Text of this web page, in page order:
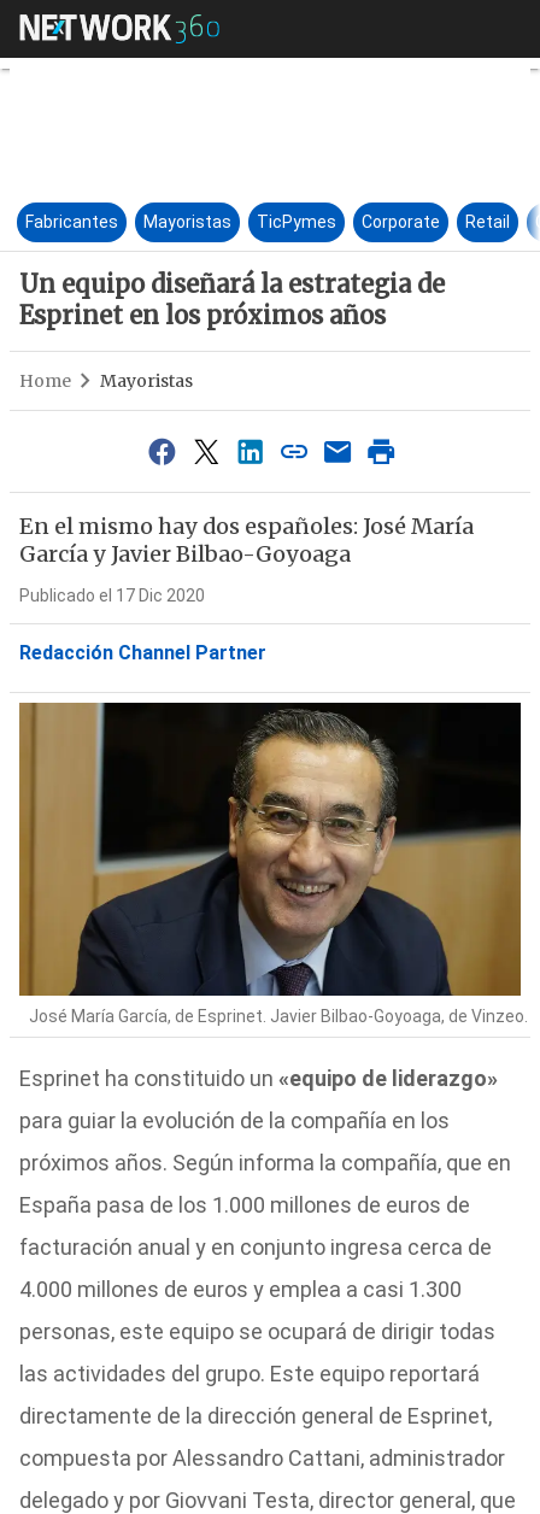
Un equipo diseñará la
Fabricantes Mayoristas TicPymes Corporate Retail
Un equipo diseñará la estrategia de
Esprinet en los próximos años
Home Mayoristas
En el mismo hay dos españoles: José María
García y Javier Bilbao-Goyoaga
Publicado el 17 Dic 2020
Redacción Channel Partner
José María García, de Esprinet. Javier Bilbao-Goyoaga, de Vinzeo.
Esprinet ha constituido un «equipo de liderazgo»
para guiar la evolución de la compañía en los
próximos años. Según informa la compañía, que en
España pasa de los 1.000 millones de euros de
facturación anual y en conjunto ingresa cerca de
4.000 millones de euros y emplea a casi 1.300
personas, este equipo se ocupará de dirigir todas
las actividades del grupo. Este equipo reportará
directamente de la dirección general de Esprinet,
compuesta por Alessandro Cattani, administrador
delegado y por Giovvani Testa, director general, que